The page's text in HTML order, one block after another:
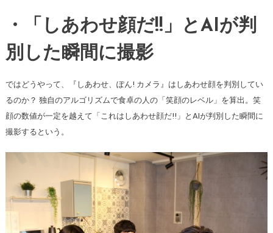
・「しあわせ顔だ!!」とAIが判
別した瞬間に撮影
ではどうやって、『しあわせ、ぽん! カメラ』はしあわせ顔を判別してい
るのか？ 独自のアルゴリズムで食卓の人の「笑顔のレベル」を算出。笑
顔の数値が一定を越えて「これはしあわせ顔だ!!」とAIが判別した瞬間に
撮影するという。